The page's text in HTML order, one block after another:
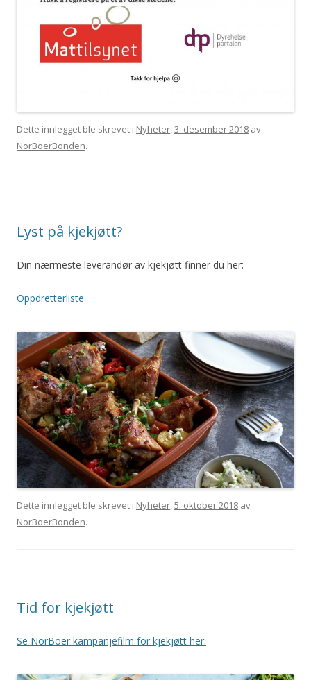
Dette innlegget ble skrevet i Nyheter,3. desember 2018 av
NorBoerBonden.
Lyst på kjekjøtt?
Din nærmeste leverandør av kjekjøtt finner du her:
Oppdretterliste
Dette innlegget ble skrevet i Nyheter 5. oktober 2018 av
NorBoerBonden.
Tid for kjekjøtt
Se NorBoer kampanjefilm for kjekjøtt her: